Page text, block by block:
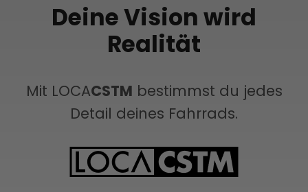
Deine Vision wird
Realität
Mit LOCACSTM bestimmst du jedes
Detail deines Fahrrads.